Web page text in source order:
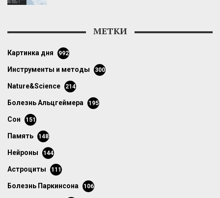
МЕТКИ
картинка дня 992
инструменты и методы 300
Nature&Science 214
болезнь Альцгеймера 195
сон 151
память 148
нейроны 144
астроциты 111
болезнь Паркинсона 106